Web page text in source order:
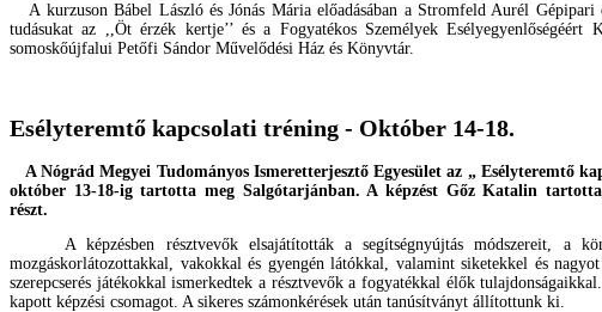
A kurzuson Bábel László és Jónás Mária előadásában a Stromfeld Aurél
tudásukat az ,,Öt érzék kertje’’ és a Fogyatékos Személyek
somoskőújfalui Petőfi Sándor Művelődési Ház és Könyvtár.
Esélyteremtő kapcsolati tréning - Október 14-18.
A Nógrád Megyei Tudományos Ismeretterjesztő Egyesület az „ Esélyteremtő
október 13-18-ig tartotta meg Salgótarjánban. A képzést Gőz Katalin
részt.
A képzésben résztvevők elsajátították a segítségnyújtás módszereit, a
mozgáskorlátozottakkal, vakokkal és gyengén látókkal, valamint siketekkel és
szerepcserés játékokkal ismerkedtek a résztvevők a fogyatékkal élők
kapott képzési csomagot. A sikeres számonkérések után tanúsítványt állítottunk ki.